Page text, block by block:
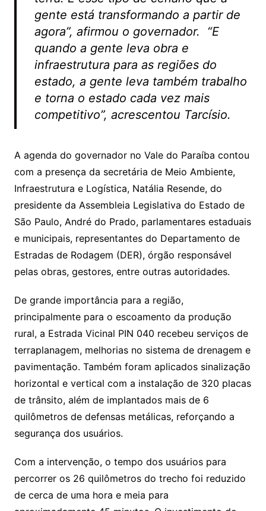
gente está transformando a partir de
agora”, afirmou o governador. “E
quando a gente leva obra e
infraestrutura para as regiões do
estado, a gente leva também trabalho
e torna o estado cada vez mais
competitivo”, acrescentou Tarcísio.
A agenda do governador no Vale do Paraíba contou
com a presença da secretária de Meio Ambiente,
Infraestrutura e Logística, Natália Resende, do
presidente da Assembleia Legislativa do Estado de
São Paulo, André do Prado, parlamentares estaduais
e municipais, representantes do Departamento de
Estradas de Rodagem (DER), órgão responsável
pelas obras, gestores, entre outras autoridades.
De grande importância para a região,
principalmente para o escoamento da produção
rural, a Estrada Vicinal PIN 040 recebeu serviços de
terraplanagem, melhorias no sistema de drenagem e
pavimentação. Também foram aplicados sinalização
horizontal e vertical com a instalação de 320 placas
de trânsito, além de implantados mais de 6
quilômetros de defensas metálicas, reforçando a
segurança dos usuários.
Com a intervenção, o tempo dos usuários para
percorrer os 26 quilômetros do trecho foi reduzido
de cerca de uma hora e meia para